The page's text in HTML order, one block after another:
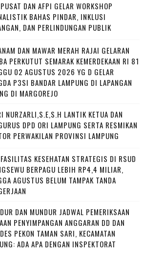
DAN AFPI GELAR WORKSHOP
BAHAS PINDAR, INKLUSI
DAN PERLINDUNGAN PUBLIK
DAN MAWAR MERAH RAJAI GELARAN
PERKUTUT SEMARAK KEMERDEKAAN RI 81
02 AGUSTUS 2026 YG D GELAR
P3SI BANDAR LAMPUNG DI LAPANGAN
DI MARGOREJO
NURZARLI,S.E,S.H LANTIK KETUA DAN
DPD ORI LAMPUNG SERTA RESMIKAN
PERWAKILAN PROVINSI LAMPUNG
KESEHATAN STRATEGIS DI RSUD
BERPAGU LEBIH RP4,4 MILIAR,
AGUSTUS BELUM TAMPAK TANDA
DAN MUNDUR JADWAL PEMERIKSAAN
PENYIMPANGAN ANGGARAN DD DAN
PEKON TAMAN SARI, KECAMATAN
ADA APA DENGAN INSPEKTORAT